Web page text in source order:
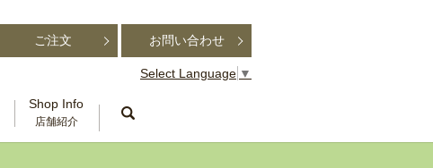
ご注文 お問い合わせ
Select Language ▼
Shop Info
店舗紹介